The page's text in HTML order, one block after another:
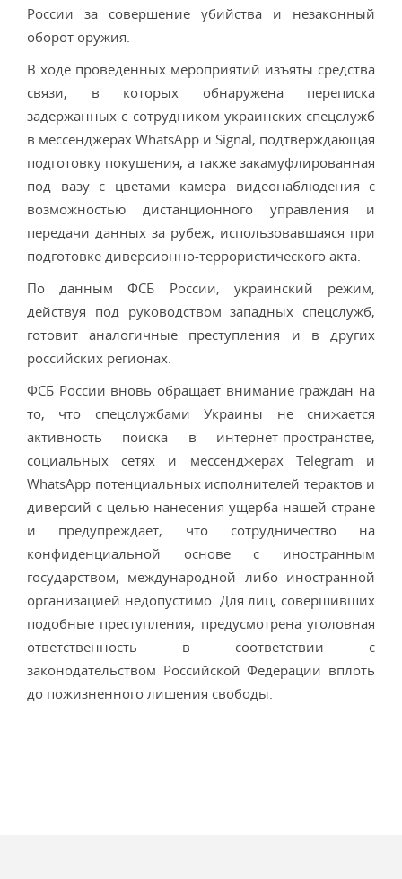
России за совершение убийства и незаконный
оборот оружия.
В ходе проведенных мероприятий изъяты средства
связи, в которых обнаружена переписка
задержанных с сотрудником украинских спецслужб
в мессенджерах WhatsApp и Signal, подтверждающая
подготовку покушения, а также закамуфлированная
под вазу с цветами камера видеонаблюдения с
возможностью дистанционного управления и
передачи данных за рубеж, использовавшаяся при
подготовке диверсионно-террористического акта.
По данным ФСБ России, украинский режим,
действуя под руководством западных спецслужб,
готовит аналогичные преступления и в других
российских регионах.
ФСБ России вновь обращает внимание граждан на
то, что спецслужбами Украины не снижается
активность поиска в интернет-пространстве,
социальных сетях и мессенджерах Telegram и
WhatsApp потенциальных исполнителей терактов и
диверсий с целью нанесения ущерба нашей стране
и предупреждает, что сотрудничество на
конфиденциальной основе с иностранным
государством, международной либо иностранной
организацией недопустимо. Для лиц, совершивших
подобные преступления, предусмотрена уголовная
ответственность в соответствии с
законодательством Российской Федерации вплоть
до пожизненного лишения свободы.